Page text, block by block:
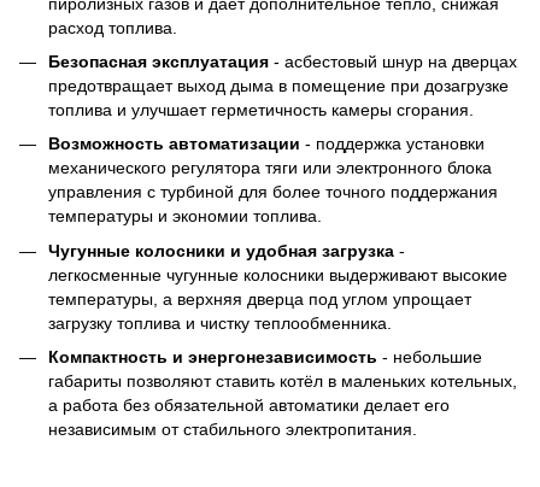
расход топлива.
Безопасная эксплуатация - асбестовый шнур на дверцах
предотвращает выход дыма в помещение при дозагрузке
топлива и улучшает герметичность камеры сгорания.
Возможность автоматизации - поддержка установки
механического регулятора тяги или электронного блока
управления с турбиной для более точного поддержания
температуры и экономии топлива.
Чугунные колосники и удобная загрузка -
легкосменные чугунные колосники выдерживают высокие
температуры, а верхняя дверца под углом упрощает
загрузку топлива и чистку теплообменника.
Компактность и энергонезависимость - небольшие
габариты позволяют ставить котёл в маленьких котельных,
а работа без обязательной автоматики делает его
независимым от стабильного электропитания.